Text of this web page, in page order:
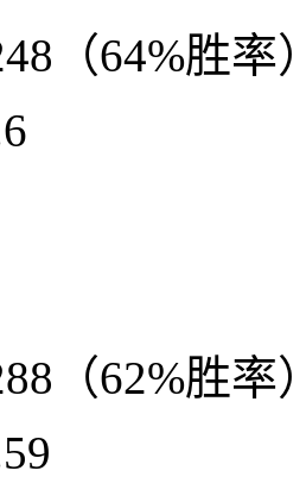
（64%胜率
（62%胜率